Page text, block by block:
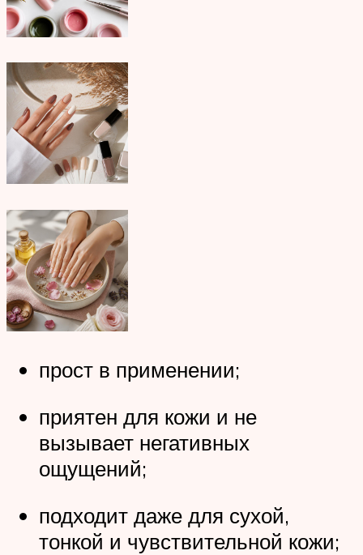
прост в применении;
приятен для кожи и не
вызывает негативных
ощущений;
подходит даже для сухой,
тонкой и чувствительной кожи;